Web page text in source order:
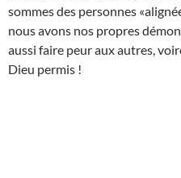
sommes des personnes
nous avons nos propres
aussi faire peur aux autres,
Dieu permis !